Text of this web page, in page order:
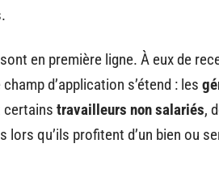
sont en première ligne. À eux de
d’application s’étend : les
certains travailleurs non salariés,
lors qu’ils profitent d’un bien ou